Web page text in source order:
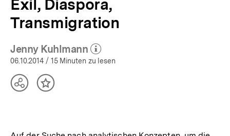
Exil, Diaspora,
Transmigration
Jenny Kuhlmann
(Mehr zum Autor)
öffnen
06.10.2014 / 15 Minuten zu lesen
TeilenInhalt